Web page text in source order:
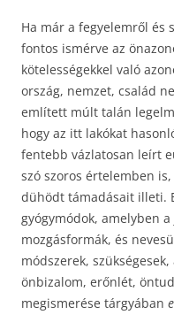
Ha már a fegyelemről és
fontos ismérve az
kötelességekkel való
ország, nemzet, család
említett múlt talán
hogy az itt lakókat
fentebb vázlatosan leírt
szó szoros értelemben
dühödt támadásait illeti.
gyógymódok, amelyben
mozgásformák, és
módszerek,
önbizalom, erőnlét,
megismerése tárgyában